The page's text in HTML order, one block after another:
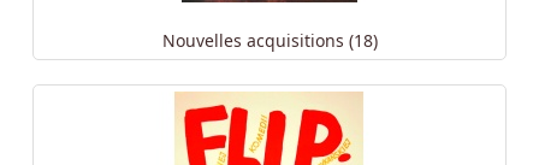
Nouvelles acquisitions (18)